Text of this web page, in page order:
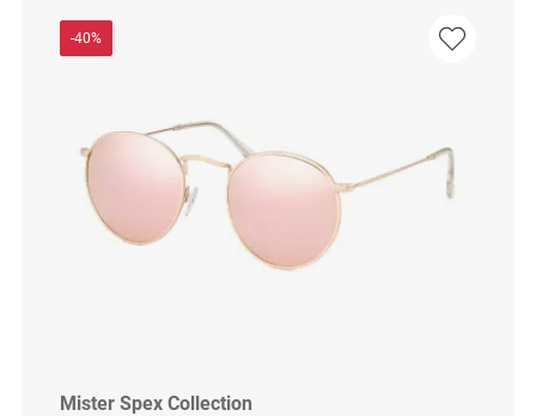
-40%
Mister Spex Collection